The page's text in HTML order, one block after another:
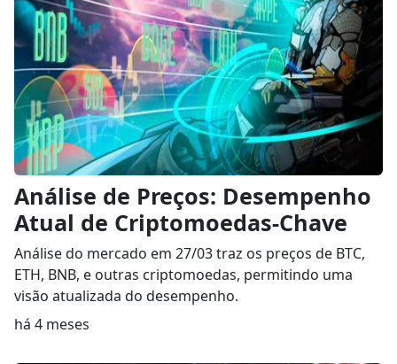
Análise de Preços: Desempenho
Atual de Criptomoedas-Chave
Análise do mercado em 27/03 traz os preços de BTC,
ETH, BNB, e outras criptomoedas, permitindo uma
visão atualizada do desempenho.
há 4 meses